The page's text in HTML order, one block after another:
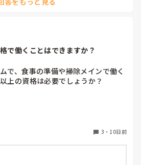
で働くことはできますか？
で、食事の準備や掃除メインで働く
上の資格は必要でしょうか？
うか？
3 ・ 10日前